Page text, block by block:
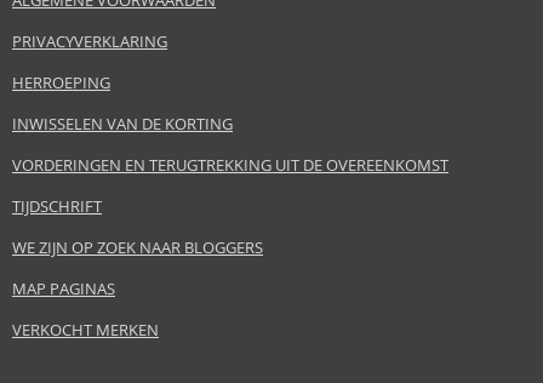
PRIVACYVERKLARING
HERROEPING
INWISSELEN VAN DE KORTING
VORDERINGEN EN TERUGTREKKING UIT DE OVEREENKOMST
TIJDSCHRIFT
WE ZIJN OP ZOEK NAAR BLOGGERS
MAP PAGINAS
VERKOCHT MERKEN